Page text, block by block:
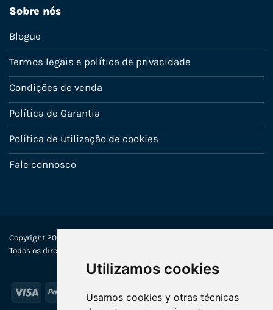
Utilizamos cookies
Usamos cookies y otras técnicas
Sobre nós
Blogue
Termos legais e política de privacidade
Condições de venda
Política de Garantia
Política de utilização de cookies
Fale connosco
Copyright 2022-2025 © Ecosistemas Informáticos España SL –
Todos os direitos reservados
Visa PayPal MasterCard